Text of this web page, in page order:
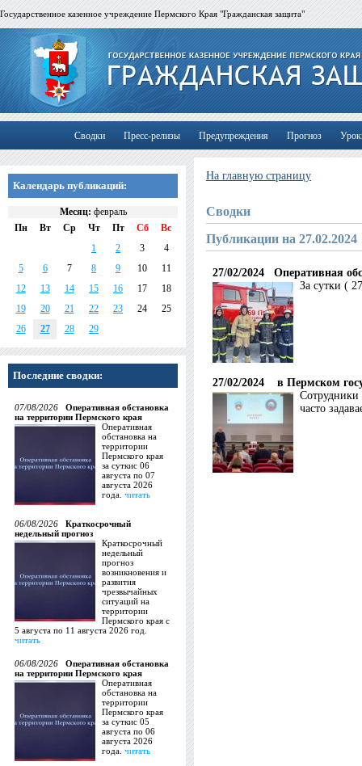
Государственное казенное учреждение Пермского Края "Гражданская защита"
Сводки Пресс-релизы Предупреждения Прогноз
Календарь публикаций:
Месяц: февраль
Пн
Вт Ср Чт Пт Сб
Вс
1
2 3
4
5
6 7 8 9 10
11
12
13 14 15 16 17
18
19
20 21 22 23 24
25
26
27 28 29
Последние сводки:
07/08/2026
Оперативная обстановка
на территории Пермского края
Оперативная
обстановка на
территории
Пермского края
за суткис 06
августа по 07
августа 2026
года. читать
06/08/2026
Краткосрочный
недельный прогноз
Краткосрочный
недельный
прогноз
возникновения и
развития
чрезвычайных
ситуаций на
территории
Пермского края с
5 августа по 11 августа 2026 год.
читать
06/08/2026
Оперативная обстановка
на территории Пермского края
Оперативная
обстановка на
территории
Пермского края
за суткис 05
августа по 06
августа 2026
года. читать
На главную страницу
Сводки
Публикации на 27.02.2024
27/02/2024
Оперативная
За сутки (
27/02/2024
в Пермском
Сотрудники
часто